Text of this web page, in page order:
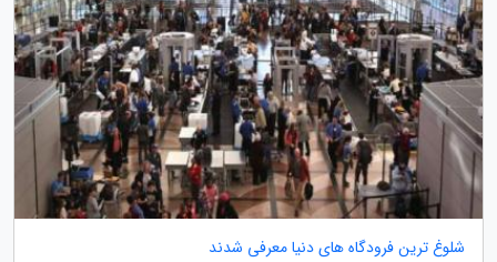
شلوغ ترین فرودگاه های دنیا معرفی شدند